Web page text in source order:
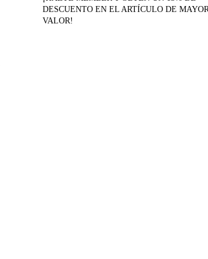
DESCUENTO EN EL ARTÍCULO DE
VALOR!